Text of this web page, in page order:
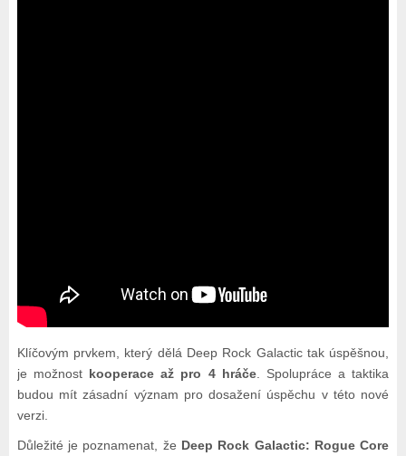
Klíčovým prvkem, který dělá Deep Rock Galactic tak úspěšnou,
je možnost kooperace až pro 4 hráče. Spolupráce a taktika
budou mít zásadní význam pro dosažení úspěchu v této nové
verzi.
Důležité je poznamenat, že Deep Rock Galactic: Rogue Core